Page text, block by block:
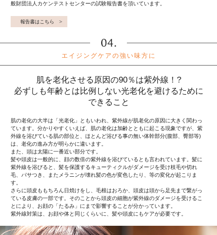
般財団法人カケンテストセンターの試験報告書を頂いています。
報告書はこちら
エイジングケアの強い味方に
肌を老化させる原因の90％は紫外線！?
必ずしも年齢とは比例しない光老化を避けるために
できること
肌の老化の大半は「光老化」ともいわれ、紫外線が肌老化の原因に大きく関わっ
ています。分かりやすくいえば、肌の老化は加齢とともに起こる現象ですが、紫
外線を浴びている肌の部位と、ほとんど浴びる事の無い体幹部分(腹部、臀部等)
は、老化の進み方が明らかに違います。
また、頭は太陽に一番近い部分です。
髪や頭皮は一般的に、顔の数倍の紫外線を浴びているとも言われています。髪に
紫外線を浴びると、髪を保護するキューティクルがダメージを受け枝毛や切れ
毛、パサつき、またメラニンが壊れ髪の色が変色したり、等の変化が起こりま
す。
さらに頭皮ももちろん日焼けをし、毛根はおろか、頭皮は頭から足先まで繋がっ
ている皮膚の一部です。そのことから頭皮の細胞が紫外線のダメージを受けるこ
とにより、お顔の「たるみ」にまで影響することが分かっています。
紫外線対策は、お顔や体と同じくらいに、髪や頭皮にもケアが必要です。